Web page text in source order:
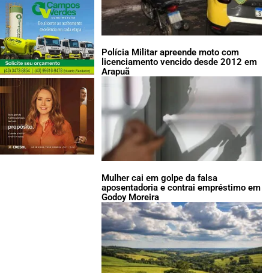
Polícia Militar apreende moto com
licenciamento vencido desde 2012 em
Arapuã
Mulher cai em golpe da falsa
aposentadoria e contrai empréstimo em
Godoy Moreira